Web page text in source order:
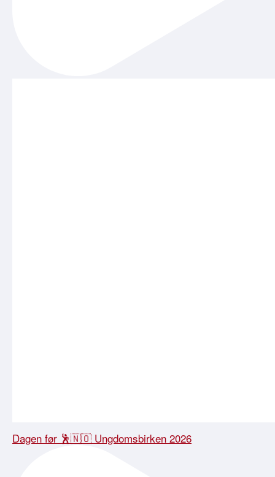
Dagen før 🕺🇳🇴 Ungdomsbirken 2026